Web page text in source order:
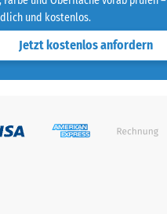
und kostenlos.
Jetzt kostenlos anfordern